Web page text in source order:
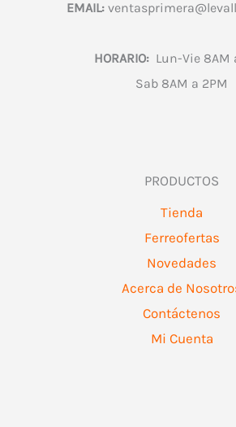
EMAIL:
HORARIO:Lun-Vie 8AM
Sab 8AM a 2PM
PRODUCTOS
Tienda
Ferreofertas
Novedades
Acerca de
Contáctenos
Mi Cuenta